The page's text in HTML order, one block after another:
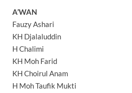
A’WAN
Fauzy Ashari
KH Djalaluddin
H Chalimi
KH Moh Farid
KH Choirul Anam
H Moh Taufik Mukti